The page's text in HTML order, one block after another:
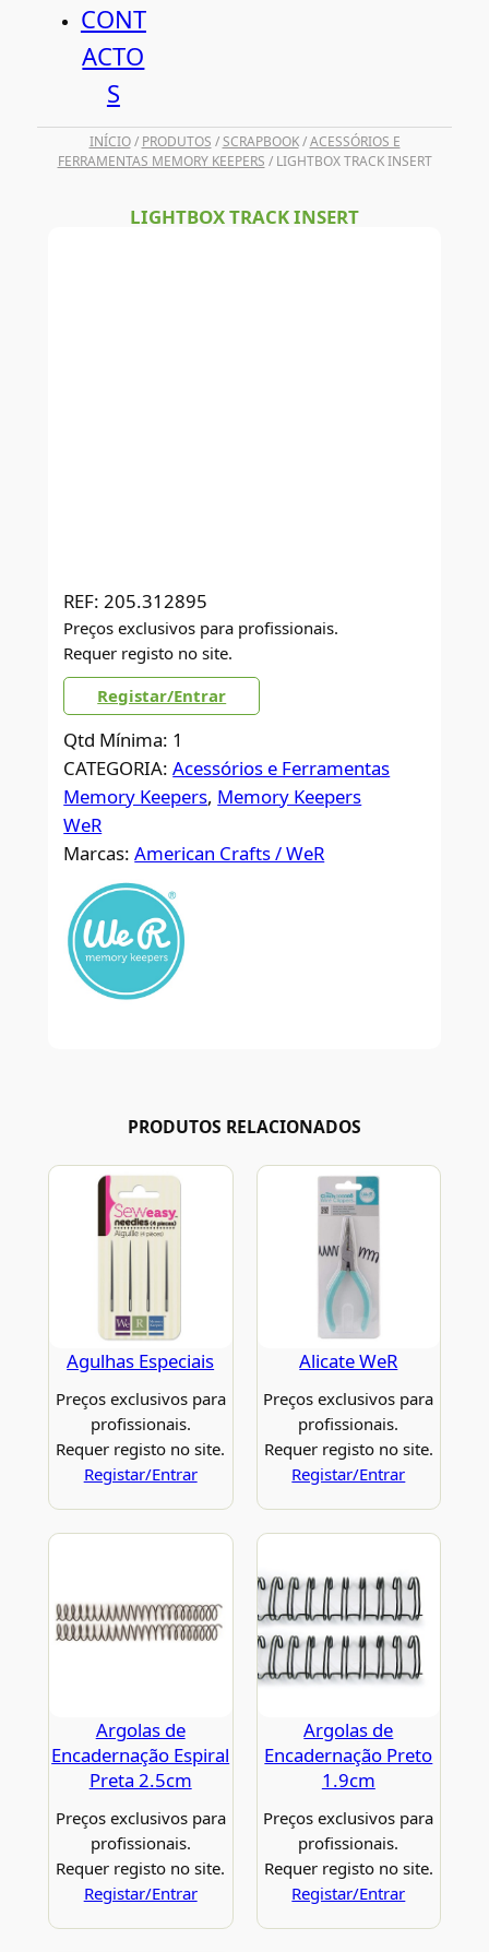
CONT
ACTO
S
INÍCIO/ PRODUTOS /SCRAPBOOK/ACESSÓRIOS E
FERRAMENTAS MEMORY KEEPERS / LIGHTBOX TRACK INSERT
LIGHTBOX TRACK INSERT
REF: 205.312895
Preços exclusivos para profissionais.
Requer registo no site.
Registar/Entrar
Qtd Mínima: 1
CATEGORIA:Acessórios e Ferramentas
Memory Keepers, Memory Keepers
WeR
Marcas:American Crafts / WeR
PRODUTOS RELACIONADOS
Agulhas Especiais
Preços exclusivos para
profissionais.
Requer registo no site.
Registar/Entrar
Alicate WeR
Preços exclusivos para
profissionais.
Requer registo no site.
Registar/Entrar
Argolas de
Encadernação Espiral
Preta 2.5cm
Preços exclusivos para
profissionais.
Requer registo no site.
Registar/Entrar
Argolas de
Encadernação Preto
1.9cm
Preços exclusivos para
profissionais.
Requer registo no site.
Registar/Entrar